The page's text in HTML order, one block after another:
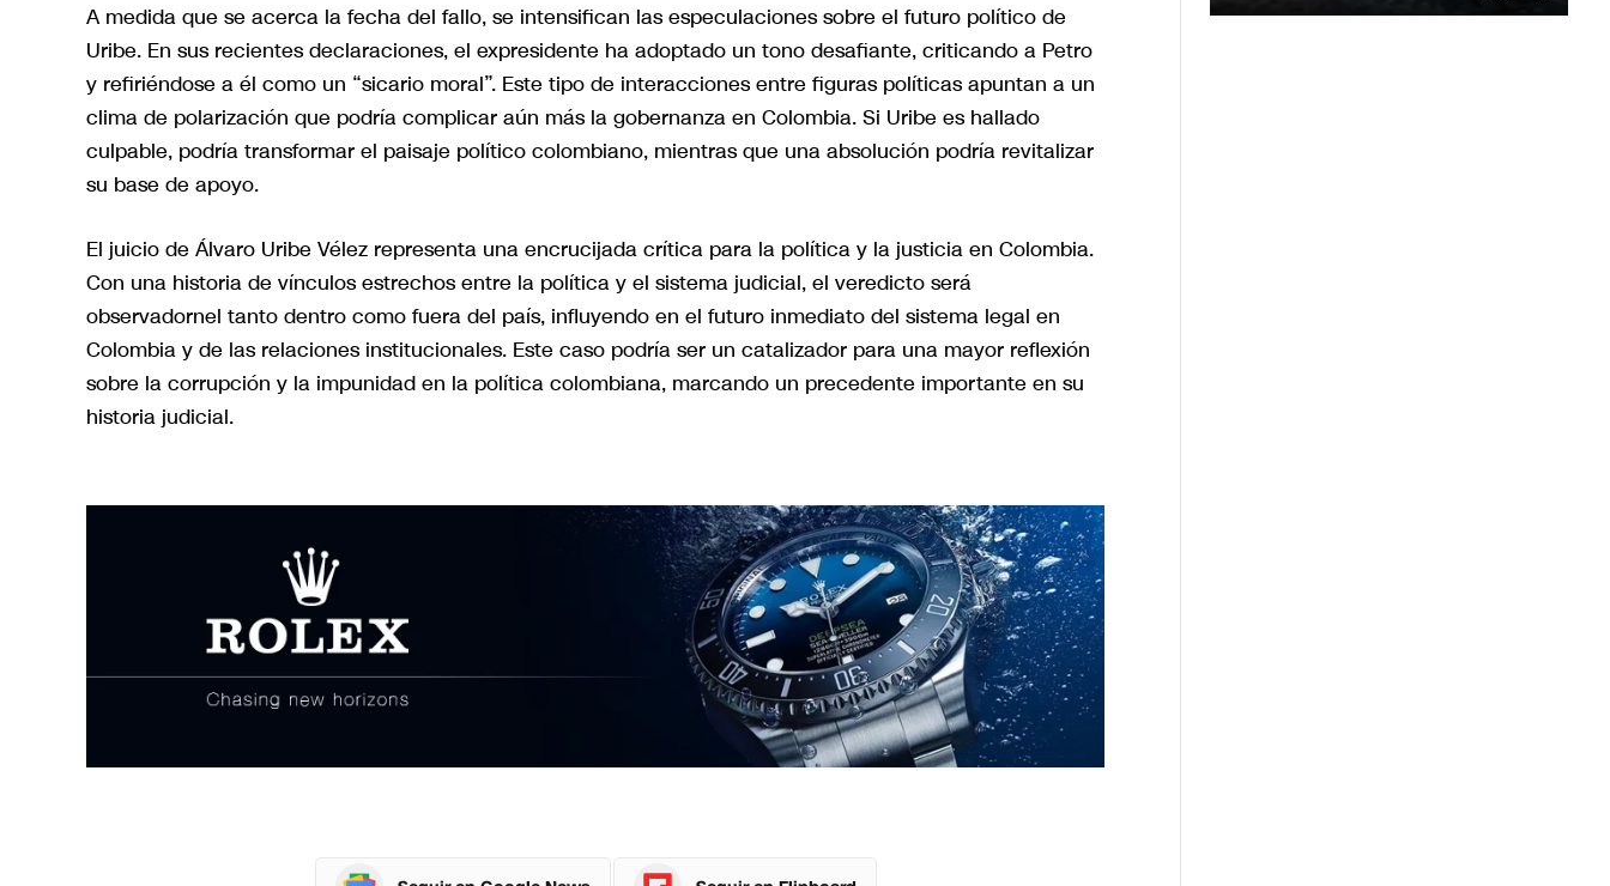
A medida que se acerca la fecha del fallo, se intensifican las especulaciones sobre el futuro político de
Uribe. En sus recientes declaraciones, el expresidente ha adoptado un tono desafiante, criticando a Petro
y refiriéndose a él como un “sicario moral”. Este tipo de interacciones entre figuras políticas apuntan a un
clima de polarización que podría complicar aún más la gobernanza en Colombia. Si Uribe es hallado
culpable, podría transformar el paisaje político colombiano, mientras que una absolución podría revitalizar
su base de apoyo.
El juicio de Álvaro Uribe Vélez representa una encrucijada crítica para la política y la justicia en Colombia.
Con una historia de vínculos estrechos entre la política y el sistema judicial, el veredicto será
observadornel tanto dentro como fuera del país, influyendo en el futuro inmediato del sistema legal en
Colombia y de las relaciones institucionales. Este caso podría ser un catalizador para una mayor reflexión
sobre la corrupción y la impunidad en la política colombiana, marcando un precedente importante en su
historia judicial.